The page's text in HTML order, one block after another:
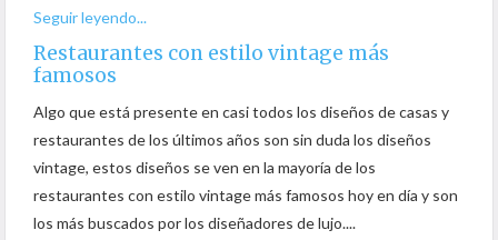
Seguir leyendo...
Restaurantes con estilo vintage más
famosos
Algo que está presente en casi todos los diseños de casas y
restaurantes de los últimos años son sin duda los diseños
vintage, estos diseños se ven en la mayoría de los
restaurantes con estilo vintage más famosos hoy en día y son
los más buscados por los diseñadores de lujo....